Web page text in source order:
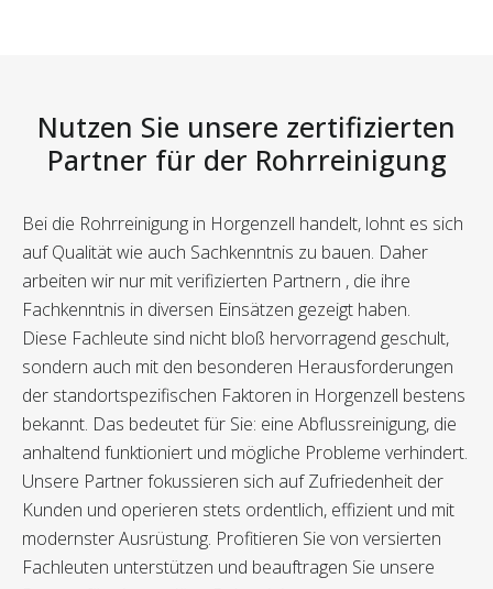
Nutzen Sie unsere zertifizierten
Partner für der Rohrreinigung
Bei die Rohrreinigung in Horgenzell handelt, lohnt es sich
auf Qualität wie auch Sachkenntnis zu bauen. Daher
arbeiten wir nur mit verifizierten Partnern , die ihre
Fachkenntnis in diversen Einsätzen gezeigt haben.
Diese Fachleute sind nicht bloß hervorragend geschult,
sondern auch mit den besonderen Herausforderungen
der standortspezifischen Faktoren in Horgenzell bestens
bekannt. Das bedeutet für Sie: eine Abflussreinigung, die
anhaltend funktioniert und mögliche Probleme verhindert.
Unsere Partner fokussieren sich auf Zufriedenheit der
Kunden und operieren stets ordentlich, effizient und mit
modernster Ausrüstung. Profitieren Sie von versierten
Fachleuten unterstützen und beauftragen Sie unsere